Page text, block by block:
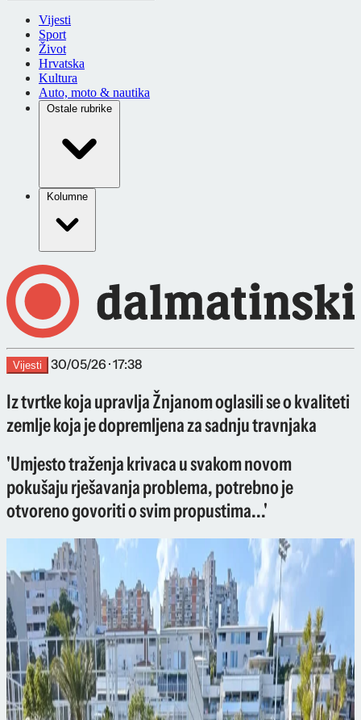
Vijesti
Sport
Život
Hrvatska
Kultura
Auto, moto & nautika
Ostale rubrike
Kolumne
Vijesti 30/05/26 · 17:38
Iz tvrtke koja upravlja Žnjanom oglasili se o kvaliteti
zemlje koja je dopremljena za sadnju travnjaka
'Umjesto traženja krivaca u svakom novom
pokušaju rješavanja problema, potrebno je
otvoreno govoriti o svim propustima...'